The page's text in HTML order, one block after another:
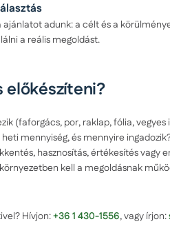
adunk: a célt és a
a reális megoldást.
előkészíteni?
(faforgács, por, raklap, fólia, vegyes
mennyiség, és mennyire
hasznosítás, értékesítés vagy
kell a megoldásnak
Hívjon:+36 1 430-1556, vagy írjon: